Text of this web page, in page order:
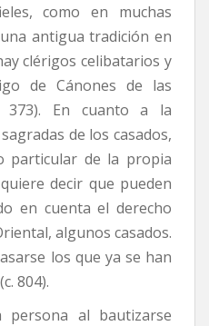
como en muchas
antigua tradición en
clérigos celibatarios y
de Cánones de las
373). En cuanto a la
de los casados,
particular de la propia
decir que pueden
en cuenta el derecho
algunos casados.
los que ya se han
804).
persona al bautizarse